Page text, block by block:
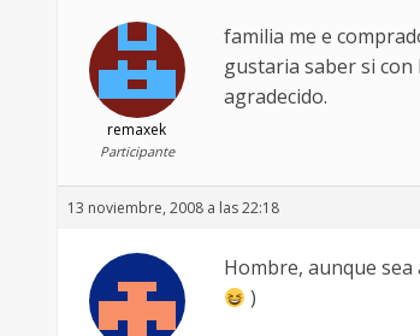
remaxek
Participante
familia me e
gustaria saber si con
agradecido.
13 noviembre, 2008 a las 22:18
Hombre, aunque
)